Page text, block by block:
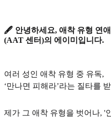
🖋️ 안녕하세요, 애착 유형 연
(AAT 센터)의 에이미입니다.
여러 성인 애착 유형 중 유독,
‘만나면 피해라’라는 질타를
제가 그 애착 유형을 벗어나, '